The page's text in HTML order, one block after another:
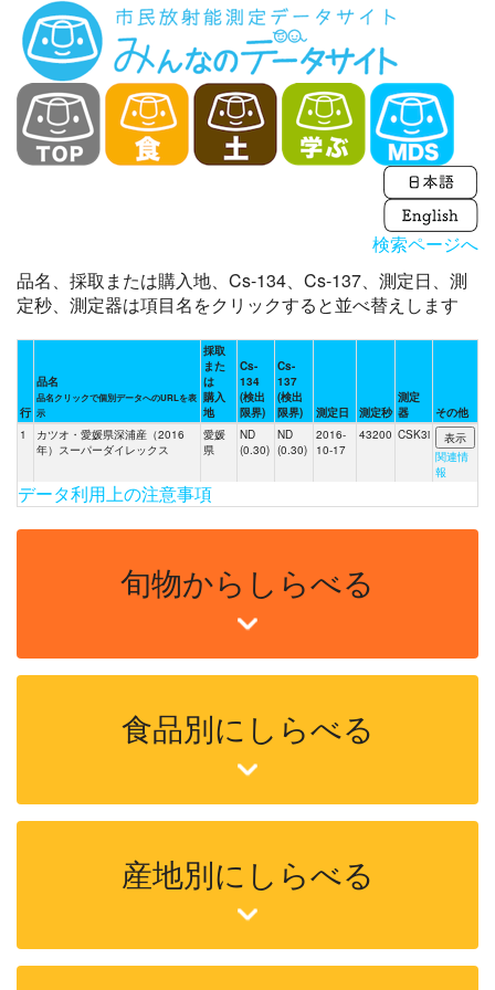
検索ページへ
品名、採取または購入地、Cs-134、Cs-137、測定日、測
定秒、測定器は項目名をクリックすると並べ替えします
行
品名
品名クリックで個別データへのURLを表
示
採取
また
は
購入
地
Cs-
134
(検出
限界)
Cs-
137
(検出
限界)
測定日 測定秒
測定
器
その他
1
カツオ・愛媛県深浦産（2016
年）スーパーダイレックス
愛媛
県
ND
(0.30)
ND
(0.30)
2016-
10-17
43200 CSK3i
関連情
報
データ利用上の注意事項
旬物からしらべる
食品別にしらべる
産地別にしらべる